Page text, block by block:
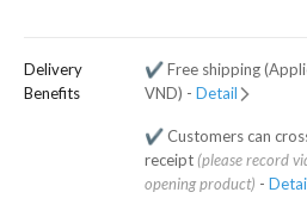
Delivery
Benefits
✔️ Free shipping
VND) - Detail
✔️ Customers can
receipt (please record
opening product) -